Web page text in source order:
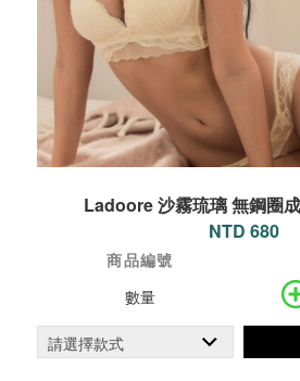
Ladoore 沙霧琉璃 無鋼圈
NTD 680
商品編號
數量